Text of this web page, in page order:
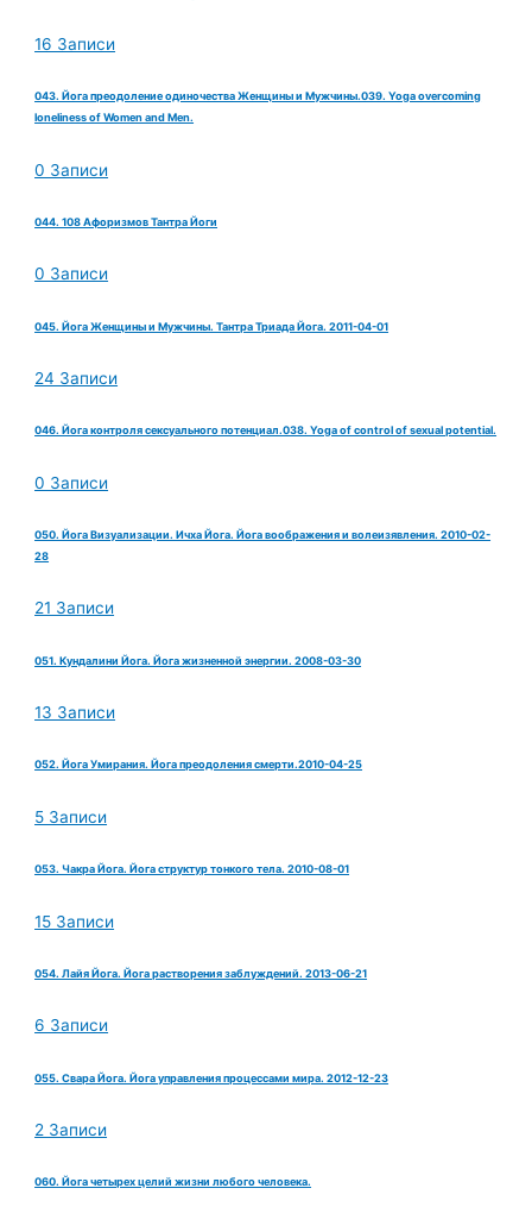
16 Записи
043. Йога преодоление одиночества Женщины и Мужчины.039. Yoga overcoming
loneliness of Women and Men.
0 Записи
044. 108 Афоризмов Тантра Йоги
0 Записи
045. Йога Женщины и Мужчины. Тантра Триада Йога. 2011-04-01
24 Записи
046. Йога контроля сексуального потенциал.038. Yoga of control of sexual potential.
0 Записи
050. Йога Визуализации. Ичха Йога. Йога воображения и волеизявления. 2010-02-
28
21 Записи
051. Кундалини Йога. Йога жизненной энергии. 2008-03-30
13 Записи
052. Йога Умирания. Йога преодоления смерти.2010-04-25
5 Записи
053. Чакра Йога. Йога структур тонкого тела. 2010-08-01
15 Записи
054. Лайя Йога. Йога растворения заблуждений. 2013-06-21
6 Записи
055. Свара Йога. Йога управления процессами мира. 2012-12-23
2 Записи
060. Йога четырех целий жизни любого человека.